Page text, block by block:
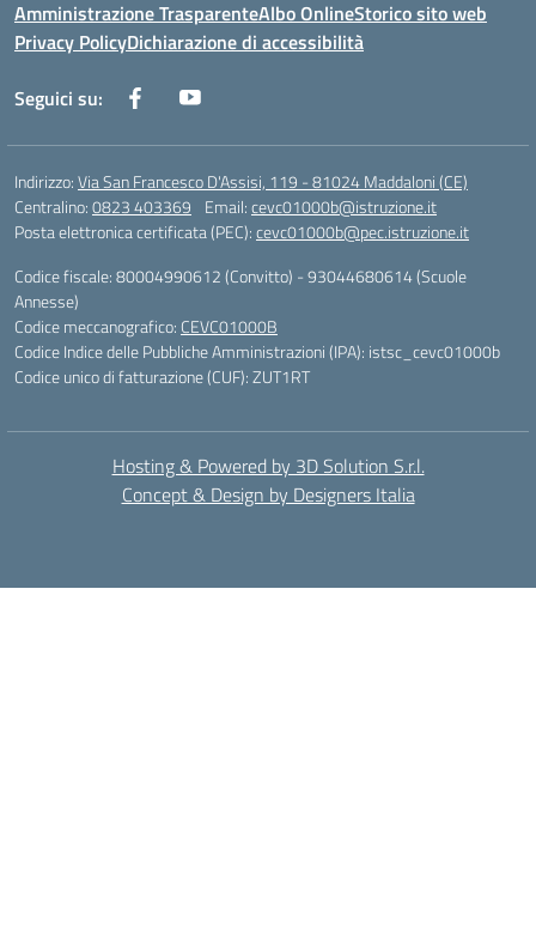
Amministrazione TrasparenteAlbo OnlineStorico sito web
Privacy PolicyDichiarazione di accessibilità
Seguici su:
Indirizzo:Via San Francesco D'Assisi, 119 - 81024 Maddaloni (CE)
Centralino:0823 403369 Email:cevc01000b@istruzione.it
Posta elettronica certificata (PEC):cevc01000b@pec.istruzione.it
Codice fiscale: 80004990612 (Convitto) - 93044680614 (Scuole
Annesse)
Codice meccanografico: CEVC01000B
Codice Indice delle Pubbliche Amministrazioni (IPA): istsc_cevc01000b
Codice unico di fatturazione (CUF): ZUT1RT
Hosting & Powered by 3D Solution S.r.l.
Concept & Design by Designers Italia